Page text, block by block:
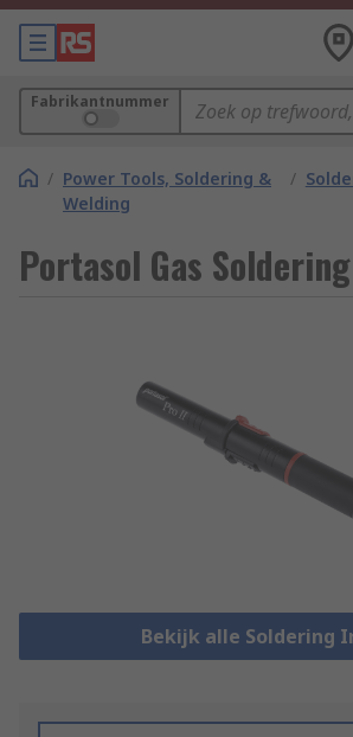
Fabrikantnummer
/ Power Tools, Soldering &
Welding
/
Portasol Gas
Bekijk alle Soldering